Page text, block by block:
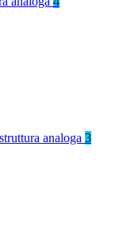
analoga 3